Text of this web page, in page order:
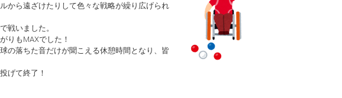
から遠ざけたりして色々な戦略が繰り広げられ
戦いました。
りもMAXでした！
の落ちた音だけが聞こえる休憩時間となり、皆
げて終了！